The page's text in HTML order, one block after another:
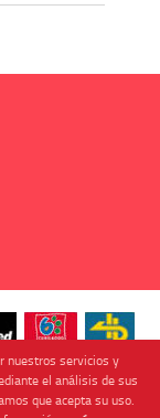
nuestros servicios y
el análisis de sus
que acepta su uso.